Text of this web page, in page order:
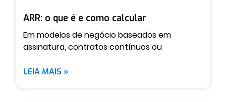
ARR: o que é e como calcular
Em modelos de negócio baseados em
assinatura, contratos contínuos ou
LEIA MAIS »